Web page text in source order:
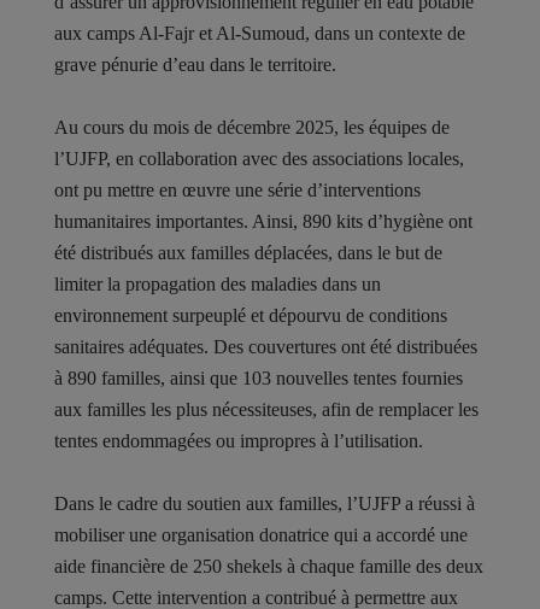
aux camps Al-Fajr et Al-Sumoud, dans un contexte de
grave pénurie d’eau dans le territoire.
Au cours du mois de décembre 2025, les équipes de
l’UJFP, en collaboration avec des associations locales,
ont pu mettre en œuvre une série d’interventions
humanitaires importantes. Ainsi, 890 kits d’hygiène ont
été distribués aux familles déplacées, dans le but de
limiter la propagation des maladies dans un
environnement surpeuplé et dépourvu de conditions
sanitaires adéquates. Des couvertures ont été distribuées
à 890 familles, ainsi que 103 nouvelles tentes fournies
aux familles les plus nécessiteuses, afin de remplacer les
tentes endommagées ou impropres à l’utilisation.
Dans le cadre du soutien aux familles, l’UJFP a réussi à
mobiliser une organisation donatrice qui a accordé une
aide financière de 250 shekels à chaque famille des deux
camps. Cette intervention a contribué à permettre aux